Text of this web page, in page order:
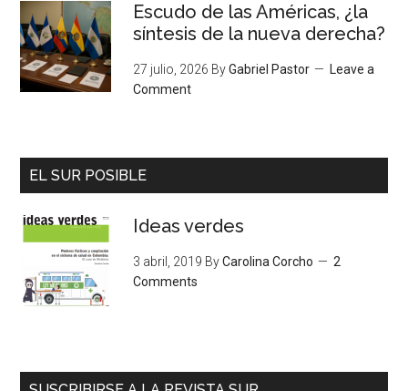
Escudo de las Américas, ¿la
síntesis de la nueva derecha?
27 julio, 2026 ByGabriel Pastor
Leave a
Comment
EL SUR POSIBLE
Ideas verdes
3 abril, 2019 ByCarolina Corcho
2
Comments